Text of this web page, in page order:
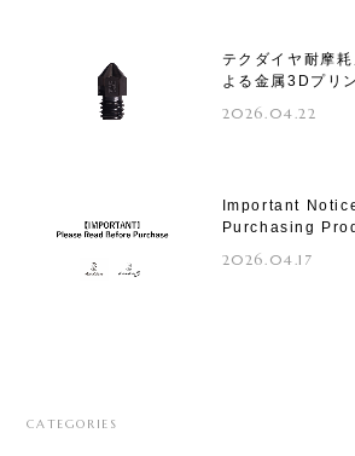
テクダイヤ耐摩
よる金属3Dプリ
2026.04.22
Important
Purchasing
2026.04.17
CATEGORIES